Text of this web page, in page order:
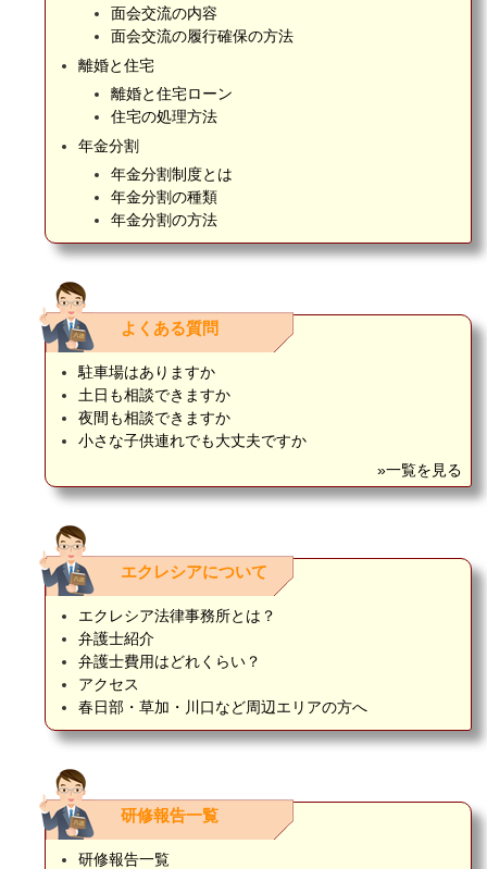
面会交流の内容
面会交流の履行確保の方法
離婚と住宅
離婚と住宅ローン
住宅の処理方法
年金分割
年金分割制度とは
年金分割の種類
年金分割の方法
よくある質問
駐車場はありますか
土日も相談できますか
夜間も相談できますか
小さな子供連れでも大丈夫ですか
»一覧を見る
エクレシアについて
エクレシア法律事務所とは？
弁護士紹介
弁護士費用はどれくらい？
アクセス
春日部・草加・川口など周辺エリアの方へ
研修報告一覧
研修報告一覧